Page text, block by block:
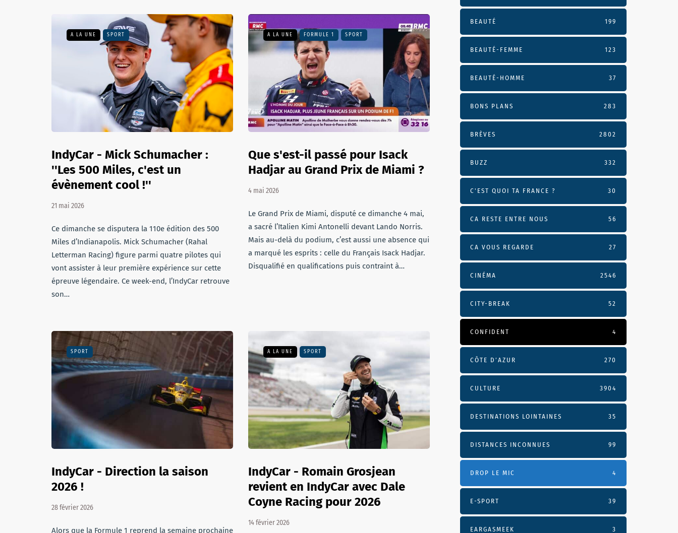
A LA UNE SPORT
IndyCar - Mick Schumacher :
''Les 500 Miles, c'est un
évènement cool !''
21 mai 2026
Ce dimanche se disputera la 110e édition des 500
Miles d’Indianapolis. Mick Schumacher (Rahal
Letterman Racing) figure parmi quatre pilotes qui
vont assister à leur première expérience sur cette
épreuve légendaire. Ce week-end, l’IndyCar retrouve
son…
A LA UNE FORMULE 1 SPORT
Que s'est-il passé pour Isack
Hadjar au Grand Prix de Miami ?
4 mai 2026
Le Grand Prix de Miami, disputé ce dimanche 4 mai,
a sacré l’Italien Kimi Antonelli devant Lando Norris.
Mais au-delà du podium, c’est aussi une absence qui
a marqué les esprits : celle du Français Isack Hadjar.
Disqualifié en qualifications puis contraint à…
SPORT
IndyCar - Direction la saison
2026 !
28 février 2026
Alors que la Formule 1 reprend la semaine prochaine
A LA UNE SPORT
IndyCar - Romain Grosjean
revient en IndyCar avec Dale
Coyne Racing pour 2026
14 février 2026
BEAUTÉ 199
BEAUTÉ-FEMME 123
BEAUTÉ-HOMME 37
BONS PLANS 283
BRÈVES 2802
BUZZ 332
C'EST QUOI TA FRANCE ? 30
CA RESTE ENTRE NOUS 56
CA VOUS REGARDE 27
CINÉMA 2546
CITY-BREAK 52
CONFIDENT 4
CÔTE D’AZUR 270
CULTURE 3904
DESTINATIONS LOINTAINES 35
DISTANCES INCONNUES 99
DROP LE MIC 4
E-SPORT 39
EARGASMEEK 3